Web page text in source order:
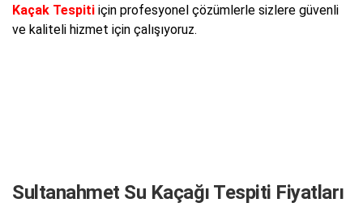
Kaçak Tespiti için profesyonel çözümlerle sizlere güvenli
ve kaliteli hizmet için çalışıyoruz.
Sultanahmet Su Kaçağı Tespiti Fiyatları